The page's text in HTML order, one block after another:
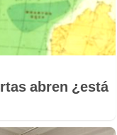
abren ¿está